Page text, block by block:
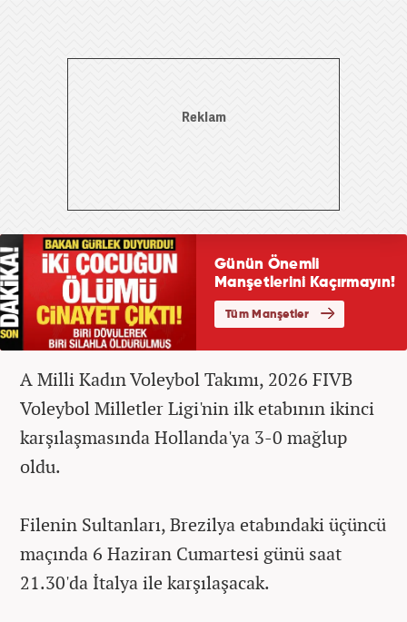
A Milli Kadın Voleybol Takımı, 2026 FIVB
Voleybol Milletler Ligi'nin ilk etabının ikinci
karşılaşmasında Hollanda'ya 3-0 mağlup
oldu.
Filenin Sultanları, Brezilya etabındaki üçüncü
maçında 6 Haziran Cumartesi günü saat
21.30'da İtalya ile karşılaşacak.